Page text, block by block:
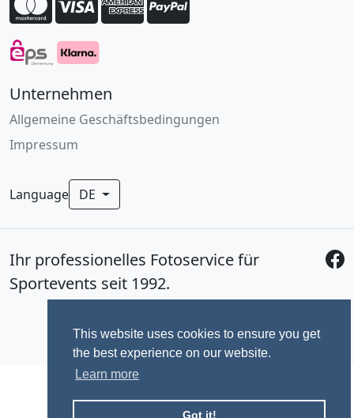
This website uses cookies to ensure you get
the best experience on our website.
Learn more
Got it!
Unternehmen
Allgemeine Geschäftsbedingungen
Impressum
Language DE
Ihr professionelles Fotoservice für
Sportevents seit 1992.